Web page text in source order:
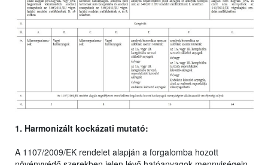
1. Harmonizált kockázati mutató:
A 1107/2009/EK rendelet alapján a forgalomba hozott